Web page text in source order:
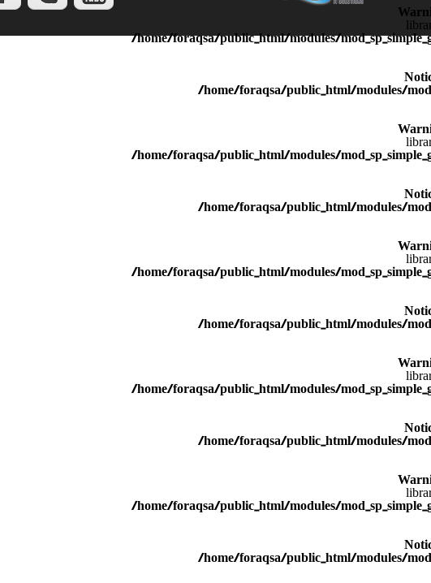
/home/foraqsa/public_html/modules/
/home/foraqsa/public_html/modules/
/home/foraqsa/public_html/modules/
/home/foraqsa/public_html/modules/
/home/foraqsa/public_html/modules/
/home/foraqsa/public_html/modules/
/home/foraqsa/public_html/modules/
/home/foraqsa/public_html/modules/
/home/foraqsa/public_html/modules/
/home/foraqsa/public_html/modules/